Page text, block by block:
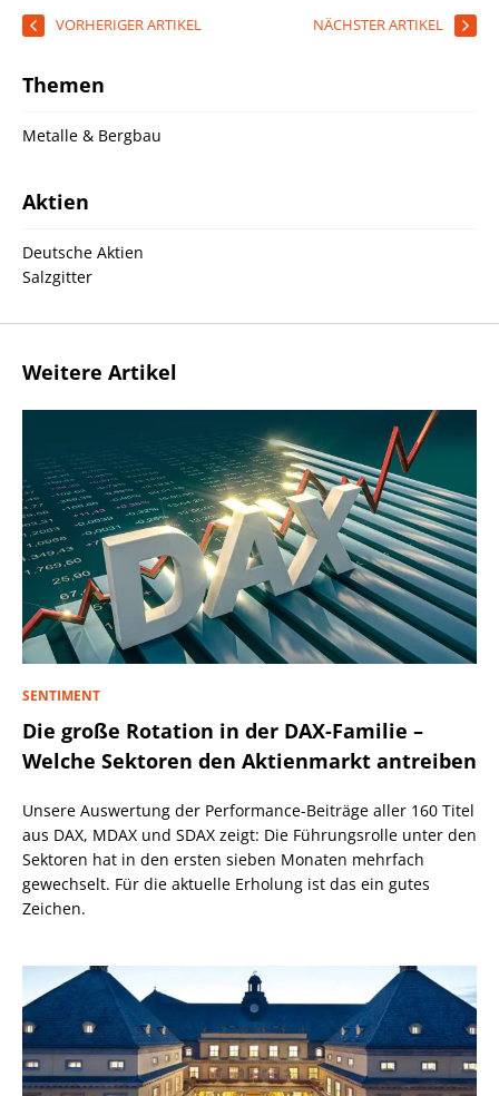
VORHERIGER ARTIKEL NÄCHSTER ARTIKEL
Themen
Metalle & Bergbau
Aktien
Deutsche Aktien
Salzgitter
Weitere Artikel
SENTIMENT
Die große Rotation in der DAX-Familie –
Welche Sektoren den Aktienmarkt antreiben
Unsere Auswertung der Performance-Beiträge aller 160 Titel
aus DAX, MDAX und SDAX zeigt: Die Führungsrolle unter den
Sektoren hat in den ersten sieben Monaten mehrfach
gewechselt. Für die aktuelle Erholung ist das ein gutes
Zeichen.